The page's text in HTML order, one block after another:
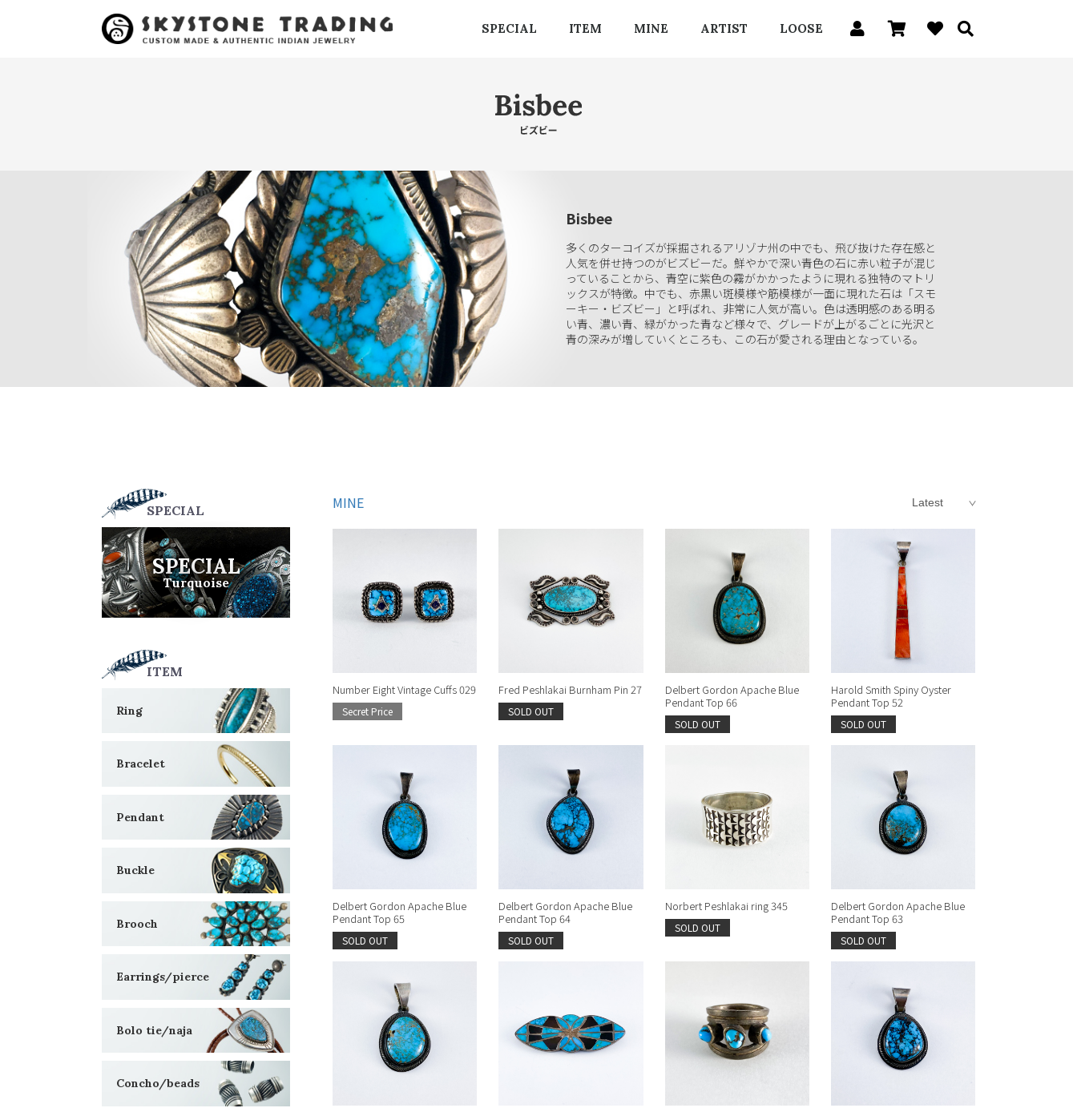
SPECIAL ITEM MINE ARTIST LOOSE
Bisbee
多くのターコイズが採掘されるアリゾナ州の中でも、飛び抜けた存在感と
人気を併せ持つのがビズビーだ。鮮やかで深い青色の石に赤い粒子が混じ
っていることから、青空に紫色の霧がかかったように現れる独特のマトリ
ックスが特徴。中でも、赤黒い斑模様や筋模様が一面に現れた石は「スモ
ーキー・ビズビー」と呼ばれ、非常に人気が高い。色は透明感のある明る
い青、濃い青、緑がかった青など様々で、グレードが上がるごとに光沢と
青の深みが増していくところも、この石が愛される理由となっている。
SPECIAL
SPECIAL
Turquoise
ITEM
Ring
Bracelet
Pendant
Buckle
Brooch
Earrings/pierce
Bolo tie/naja
Concho/beads
MINE
Number Eight Vintage Cuffs 029
Secret Price
Fred Peshlakai Burnham Pin 27
SOLD OUT
Delbert Gordon Apache Blue
Pendant Top 66
SOLD OUT
Harold Smith Spiny Oyster
Pendant Top 52
SOLD OUT
Delbert Gordon Apache Blue
Pendant Top 65
SOLD OUT
Delbert Gordon Apache Blue
Pendant Top 64
SOLD OUT
Norbert Peshlakai ring 345
SOLD OUT
Delbert Gordon Apache Blue
Pendant Top 63
SOLD OUT